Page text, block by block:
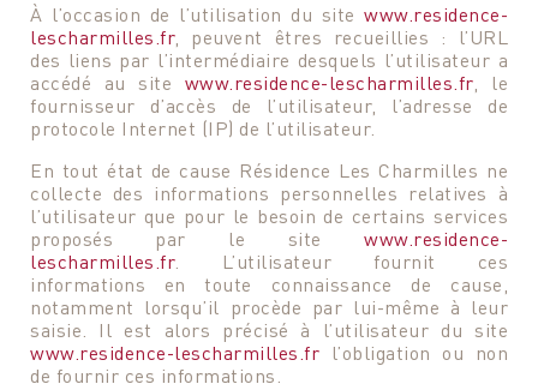
À l’occasion de l’utilisation du site www.residence-
lescharmilles.fr, peuvent êtres recueillies : l’URL
des liens par l’intermédiaire desquels l’utilisateur a
accédé au site www.residence-lescharmilles.fr, le
fournisseur d’accès de l’utilisateur, l’adresse de
protocole Internet (IP) de l’utilisateur.
En tout état de cause Résidence Les Charmilles ne
collecte des informations personnelles relatives à
l’utilisateur que pour le besoin de certains services
proposés par le site www.residence-
lescharmilles.fr. L’utilisateur fournit ces
informations en toute connaissance de cause,
notamment lorsqu’il procède par lui-même à leur
saisie. Il est alors précisé à l’utilisateur du site
www.residence-lescharmilles.fr l’obligation ou non
de fournir ces informations.
Votre message
Pour soumettre ce formulaire, vous devez
accepter notreDéclaration de confidentialité
Votre message et vos disponibilités
Pour soumettre ce formulaire, vous devez
accepter notreDéclaration de confidentialité